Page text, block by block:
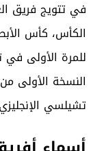
في تتويج فريق
الكأس، كأس
للمرة الأولى في
النسخة الأولى
تشيلسي